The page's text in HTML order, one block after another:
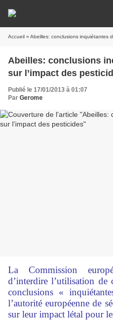
Accueil » Abeilles: conclusions inquiétantes
Abeilles: conclusions
sur l’impact des
Publié le 17/01/2013 à 01:07
Par Gerome
La Commission
d’interdire l’utilisation de
conclusions «
l’autorité européenne de
sur leur impact létal pour